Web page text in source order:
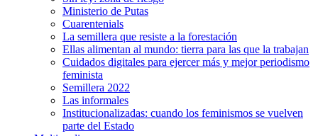
Ministerio de Putas
Cuarentenials
La semillera que resiste a la forestación
Ellas alimentan al mundo: tierra para las que la trabajan
Cuidados digitales para ejercer más y mejor periodismo
feminista
Semillera 2022
Las informales
Institucionalizadas: cuando los feminismos se vuelven
parte del Estado